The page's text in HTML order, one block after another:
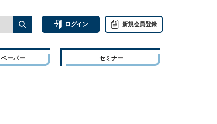
ログイン 新規会員登録
ーパー セミナー